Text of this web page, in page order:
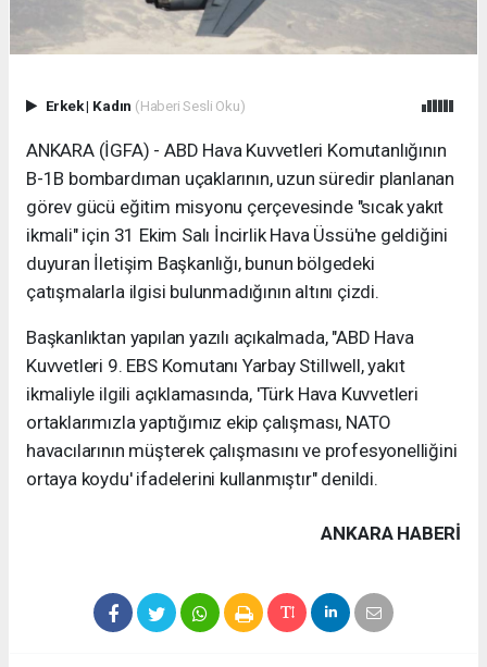
Erkek| Kadın (Haberi Sesli Oku)
ANKARA (İGFA) - ABD Hava Kuvvetleri Komutanlığının
B-1B bombardıman uçaklarının, uzun süredir planlanan
görev gücü eğitim misyonu çerçevesinde "sıcak yakıt
ikmali" için 31 Ekim Salı İncirlik Hava Üssü'ne geldiğini
duyuran İletişim Başkanlığı, bunun bölgedeki
çatışmalarla ilgisi bulunmadığının altını çizdi.
Başkanlıktan yapılan yazılı açıkalmada, "ABD Hava
Kuvvetleri 9. EBS Komutanı Yarbay Stillwell, yakıt
ikmaliyle ilgili açıklamasında, 'Türk Hava Kuvvetleri
ortaklarımızla yaptığımız ekip çalışması, NATO
havacılarının müşterek çalışmasını ve profesyonelliğini
ortaya koydu' ifadelerini kullanmıştır" denildi.
ANKARA HABERİ